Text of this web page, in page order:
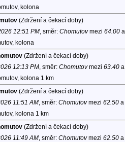
kolona
(Zdržení a čekací doby)
12:51 PM, směr: Chomutovmezi 64.00a
kolona
(Zdržení a čekací doby)
12:13 PM, směr: Chomutovmezi 63.40a
kolona 1 km
(Zdržení a čekací doby)
11:51 AM, směr: Chomutovmezi 62.50a
kolona 1 km
(Zdržení a čekací doby)
11:49 AM, směr: Chomutovmezi 62.50a